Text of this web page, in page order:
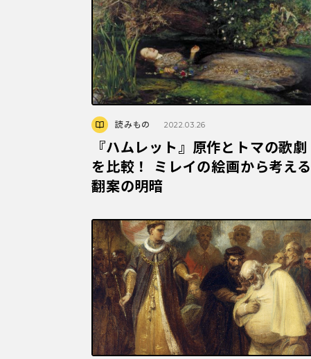
読みもの 2022.03.26
『ハムレット』原作とトマの歌劇
を比較！ ミレイの絵画から考える
翻案の明暗